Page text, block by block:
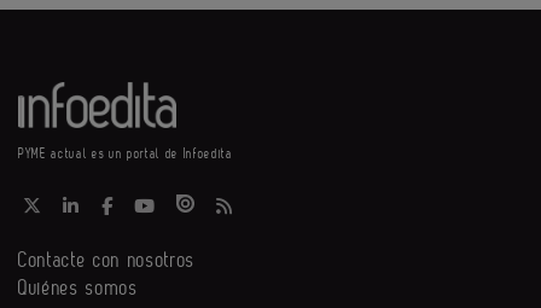
PYME actual es un portal de Infoedita
Contacte con nosotros
Quiénes somos